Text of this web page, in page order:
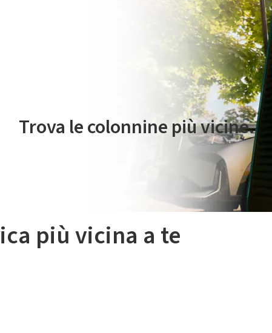
servizio di mobilità elettrica è gestito da Plenitude On The Road
Trova le colonnine più vicine.
più vicina a te